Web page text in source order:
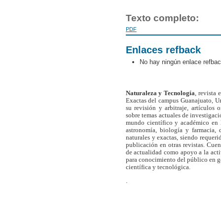
Texto completo:
PDF
Enlaces refback
No hay ningún enlace
Naturaleza y Tecnología, revista
Exactas del campus Guanajuato,
su revisión y arbitraje, artículos
sobre temas actuales de
mundo científico y académico en
astronomía, biología y farmacia,
naturales y exactas, siendo
publicación en otras revistas.
de actualidad como apoyo a la
para conocimiento del público en
científica y tecnológica.